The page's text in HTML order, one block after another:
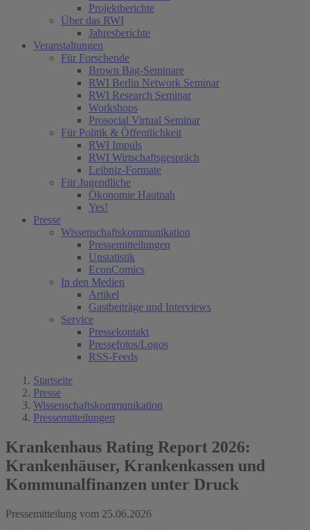
Projektberichte
Über das RWI
Jahresberichte
Veranstaltungen
Für Forschende
Brown Bag-Seminare
RWI Berlin Network Seminar
RWI Research Seminar
Workshops
Prosocial Virtual Seminar
Für Politik & Öffentlichkeit
RWI Impuls
RWI Wirtschaftsgespräch
Leibniz-Formate
Für Jugendliche
Ökonomie Hautnah
Yes!
Presse
Wissenschaftskommunikation
Pressemitteilungen
Unstatistik
EconComics
In den Medien
Artikel
Gastbeiträge und Interviews
Service
Pressekontakt
Pressefotos/Logos
RSS-Feeds
Startseite
Presse
Wissenschaftskommunikation
Pressemitteilungen
Krankenhaus Rating Report 2026:
Krankenhäuser, Krankenkassen und
Kommunalfinanzen unter Druck
Pressemitteilung vom 25.06.2026